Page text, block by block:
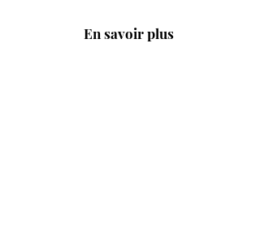
En savoir plus